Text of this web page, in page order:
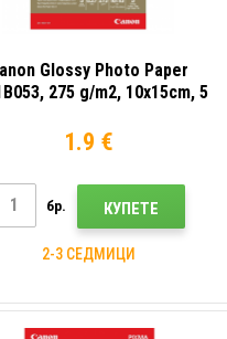
Glossy Photo Paper
275 g/m2, 10x15cm, 5
1.9 €
бр. КУПЕТЕ
2-3 СЕДМИЦИ